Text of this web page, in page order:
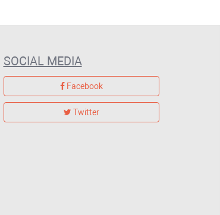
SOCIAL MEDIA
Facebook
Twitter